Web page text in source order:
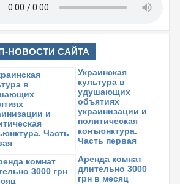
НОВОСТИ САЙТА
Украинская
культура в
удушающих
объятиях
украинизации и
политическая
конъюнктура.
Часть первая
Аренда комнат
длительно 3000
грн в месяц